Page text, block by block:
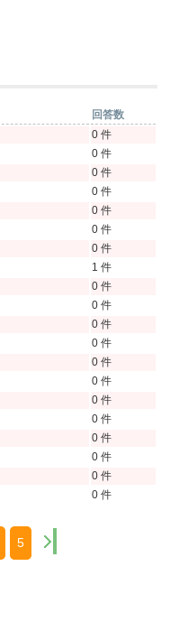
回答数
0 件
0 件
0 件
0 件
0 件
0 件
0 件
1 件
0 件
0 件
0 件
0 件
0 件
0 件
0 件
0 件
0 件
0 件
0 件
0 件
5